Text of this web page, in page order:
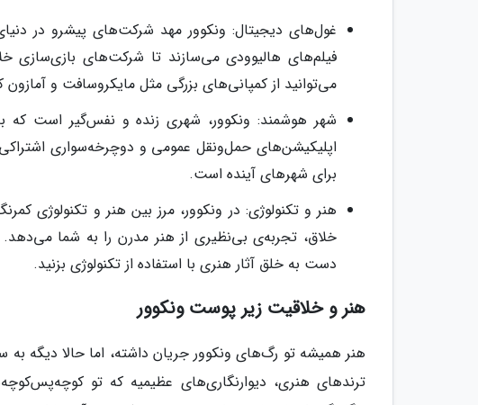
غول‌های دیجیتال: ونکوور مهد شرکت‌های پیشرو در
فیلم‌های هالیوودی می‌سازند تا شرکت‌های بازی‌سازی
می‌توانید از کمپانی‌های بزرگی مثل مایکروسافت و آمازون
شهر هوشمند: ونکوور، شهری زنده و نفس‌گیر است که
اپلیکیشن‌های حمل‌ونقل عمومی و دوچرخه‌سواری
برای شهرهای آینده است.
هنر و تکنولوژی: در ونکوور، مرز بین هنر و تکنولوژی
خلاق، تجربه‌ی بی‌نظیری از هنر مدرن را به شما
دست به خلق آثار هنری با استفاده از تکنولوژی بزنید.
هنر و خلاقیت زیر پوست ونکوور
هنر همیشه تو رگ‌های ونکوور جریان داشته، اما حالا دیگه
ترندهای هنری، دیوارنگاری‌های عظیمیه که تو